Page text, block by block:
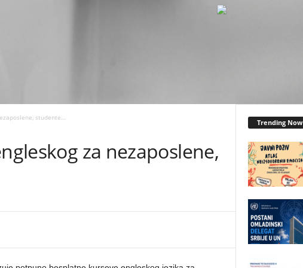
studente…
za nezaposlene,
Trending Now